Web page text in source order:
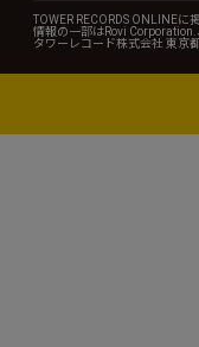
TOWER RECORDS ONLINE
情報の一部はRovi
タワーレコード株式会社 東京